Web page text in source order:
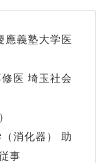
應義塾大学医
医 埼玉社会
消化器） 助
事